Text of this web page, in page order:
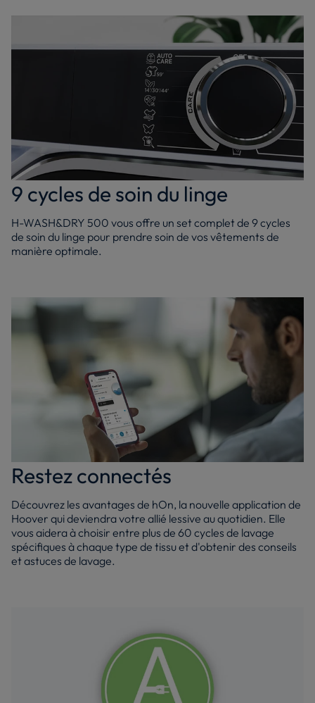
9 cycles de soin du linge
H-WASH&DRY 500 vous offre un set complet de 9 cycles
de soin du linge pour prendre soin de vos vêtements de
manière optimale.
Restez connectés
Découvrez les avantages de hOn, la nouvelle application de
Hoover qui deviendra votre allié lessive au quotidien. Elle
vous aidera à choisir entre plus de 60 cycles de lavage
spécifiques à chaque type de tissu et d'obtenir des conseils
et astuces de lavage.